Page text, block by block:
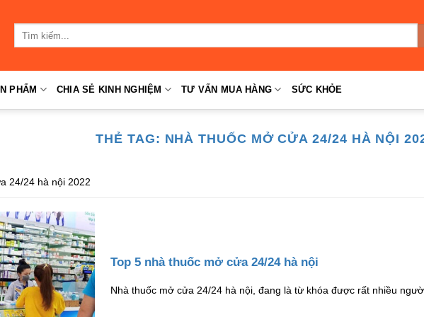
PHẨM CHIA SẺ KINH NGHIỆM TƯ VẤN MUA HÀNG SỨC KHỎE
THẺ TAG: NHÀ THUỐC MỞ CỬA 24/24 HÀ NỘI
24/24 hà nội 2022
Top 5 nhà thuốc mở cửa 24/24 hà nội
Nhà thuốc mở cửa 24/24 hà nội, đang là từ khóa được rất nhiều